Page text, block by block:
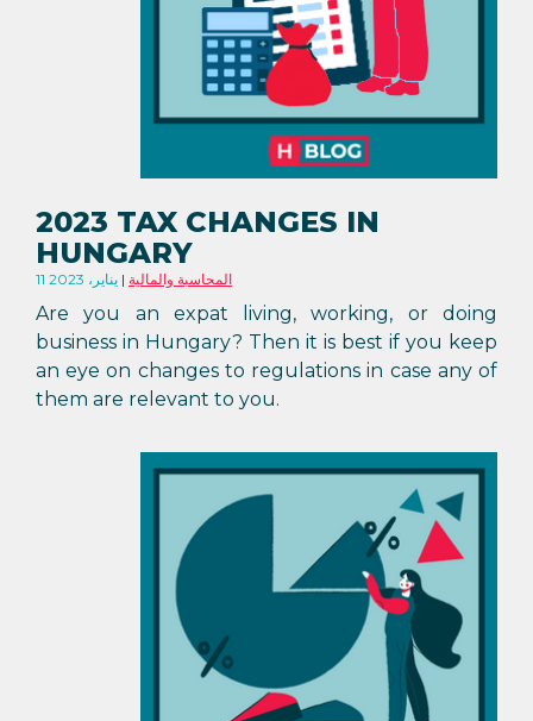
2023 TAX CHANGES IN
HUNGARY
11 يناير، 2023 المحاسبة والمالية
Are you an expat living, working, or doing
business in Hungary? Then it is best if you keep
an eye on changes to regulations in case any of
them are relevant to you.